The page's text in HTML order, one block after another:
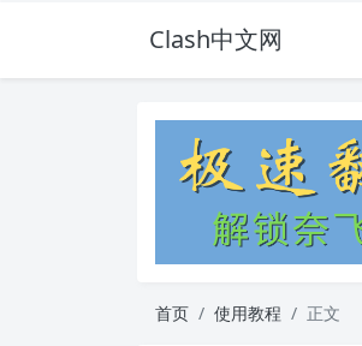
Clash中文网
首页 使用教程 正文